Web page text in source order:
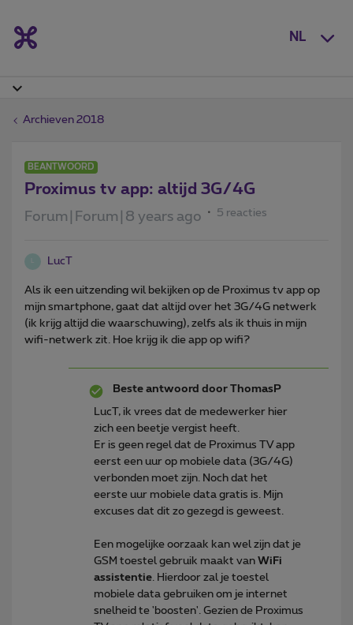
NL
Archieven 2018
BEANTWOORD
Proximus tv app: altijd 3G/4G
Forum|Forum|8 years ago 5 reacties
LucT
Als ik een uitzending wil bekijken op de Proximus tv app op
mijn smartphone, gaat dat altijd over het 3G/4G netwerk
(ik krijg altijd die waarschuwing), zelfs als ik thuis in mijn
wifi-netwerk zit. Hoe krijg ik die app op wifi?
Beste antwoord door ThomasP
LucT, ik vrees dat de medewerker hier
zich een beetje vergist heeft.
Er is geen regel dat de Proximus TV app
eerst een uur op mobiele data (3G/4G)
verbonden moet zijn. Noch dat het
eerste uur mobiele data gratis is. Mijn
excuses dat dit zo gezegd is geweest.
Een mogelijke oorzaak kan wel zijn dat je
GSM toestel gebruik maakt van WiFi
assistentie . Hierdoor zal je toestel
mobiele data gebruiken om je internet
snelheid te 'boosten'. Gezien de Proximus